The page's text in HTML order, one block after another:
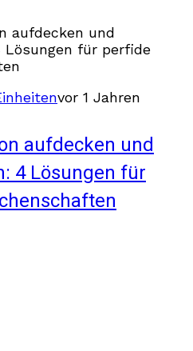
vor 1 Jahren
aufdecken und
4 Lösungen für